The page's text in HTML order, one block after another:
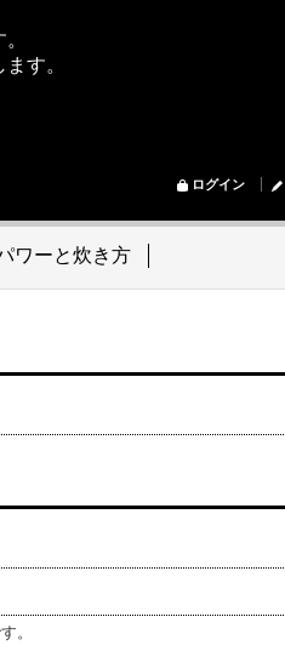
す。
ログイン
ワーと炊き方
。